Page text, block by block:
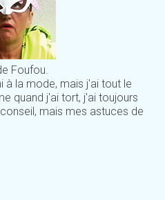
Foufou.
à la mode, mais j'ai tout le
quand j'ai tort, j'ai toujours
mais mes astuces de